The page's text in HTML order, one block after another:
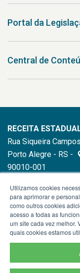
Portal da
Central de
RECEITA
Rua Siqueira
Porto Alegre - RS -
90010-001
Utilizamos cookies
para aprimorar e
como outros cookies
acesso a todas as
um site cada vez melhor.
quais cookies estamos